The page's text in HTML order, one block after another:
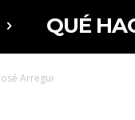
QUÉ
Arregui